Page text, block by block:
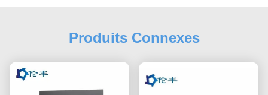
Produits Connexes